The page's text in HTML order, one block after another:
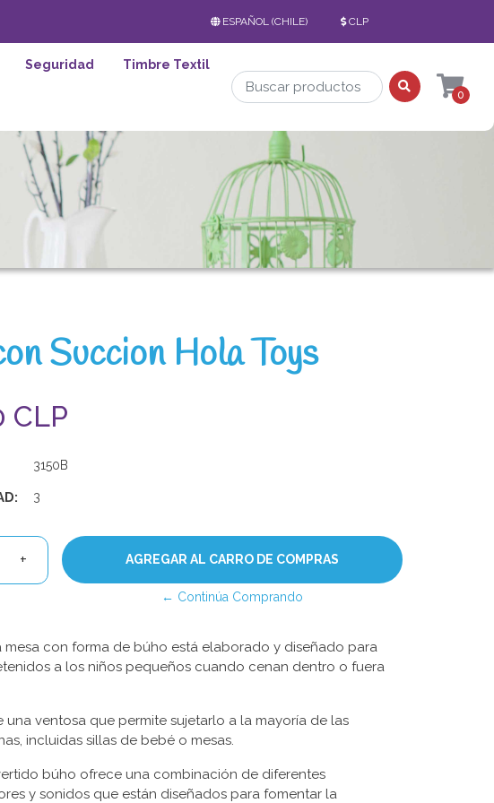
ESPAÑOL (CHILE) CLP
Seguridad Timbre Textil
0
Succion Hola Toys
CLP
3150B
3
+
← Continúa Comprando
mesa con forma de búho está elaborado y diseñado para
a los niños pequeños cuando cenan dentro o fuera
una ventosa que permite sujetarlo a la mayoría de las
incluidas sillas de bebé o mesas.
búho ofrece una combinación de diferentes
y sonidos que están diseñados para fomentar la